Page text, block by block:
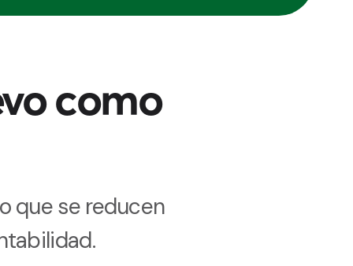
como
que se reducen